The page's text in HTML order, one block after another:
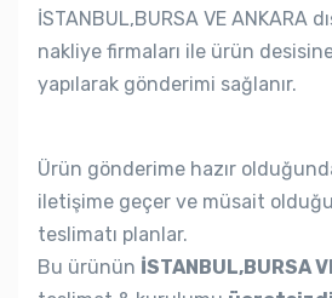
İSTANBUL,BURSA VE ANKARA
nakliye firmaları ile ürün
yapılarak gönderimi sağlanır.
Ürün gönderime hazır
iletişime geçer ve müsait
teslimatı planlar.
Bu ürünün İSTANBUL,BURSA